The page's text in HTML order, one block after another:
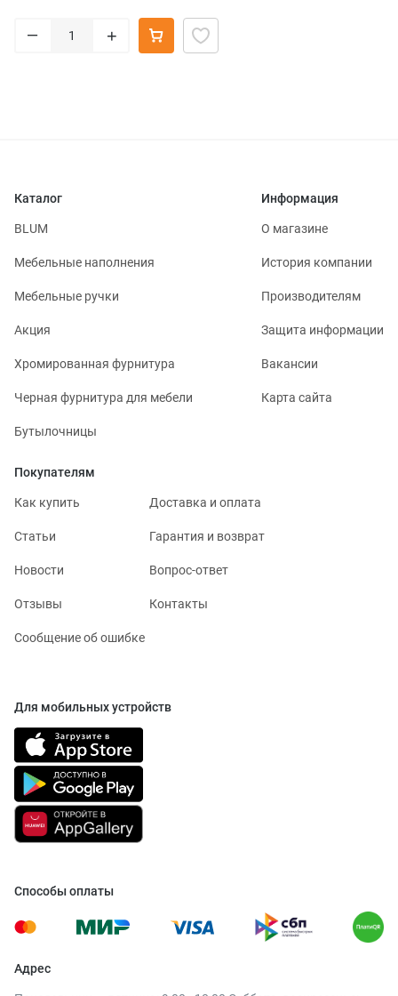
– +
Каталог
BLUM
Мебельные наполнения
Мебельные ручки
Акция
Хромированная фурнитура
Черная фурнитура для мебели
Бутылочницы
Информация
О магазине
История компании
Производителям
Защита информации
Вакансии
Карта сайта
Покупателям
Как купить Доставка и оплата
Статьи Гарантия и возврат
Новости Вопрос-ответ
Отзывы Контакты
Сообщение об ошибке
Для мобильных устройств
Способы оплаты
Адрес